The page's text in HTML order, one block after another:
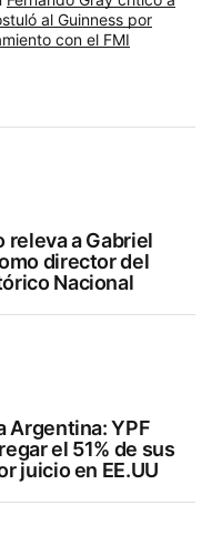
al Guinness por
con el FMI
releva a Gabriel
director del
Nacional
Argentina: YPF
el 51% de sus
juicio en EE.UU